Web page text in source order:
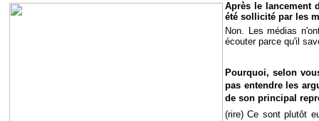
Après le lancement
été sollicité par les
Non. Les médias
écouter parce qu'il
Pourquoi, selon
pas entendre les
de son principal
(rire) Ce sont plutôt